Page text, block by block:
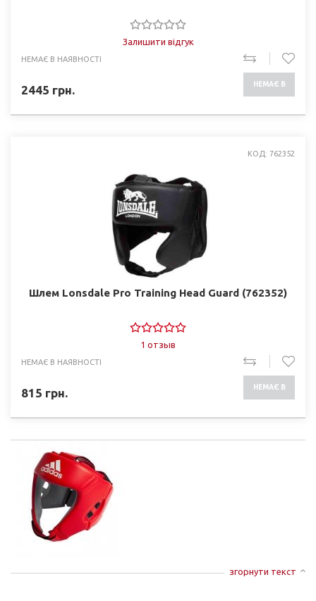
Залишити відгук
НЕМАЄ В НАЯВНОСТІ
2445 грн. НЕМАЄ В
КОД: 762352
Шлем Lonsdale Pro Training Head Guard (762352)
1 отзыв
НЕМАЄ В НАЯВНОСТІ
815 грн. НЕМАЄ В
згорнути текст